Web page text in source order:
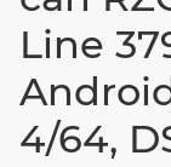
Line
4/64,